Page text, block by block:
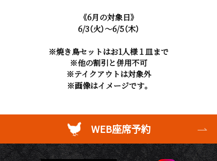
《6月の対象日》
6/3（火）～6/5（木）
※焼き鳥セットはお1人様１皿まで
※他の割引と併用不可
※テイクアウトは対象外
※画像はイメージです。
WEB座席予約